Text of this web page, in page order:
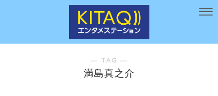
― TAG ―
満島真之介